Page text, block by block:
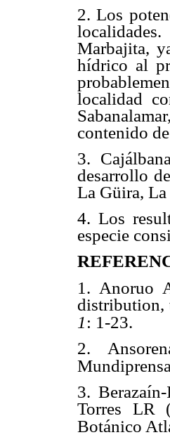
2. Los
Marbajita,
hídrico al
localidad
contenido
3.
desarrollo de
La Güira, La
4. Los
especie
1. Anoruo
distribution,
1: 1-23.
2.
3.
Torres LR
Botánico